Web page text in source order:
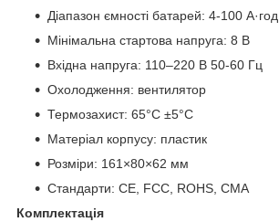
Діапазон ємності батарей: 4-100 А·год
Мінімальна стартова напруга: 8 В
Вхідна напруга: 110–220 В 50-60 Гц
Охолодження: вентилятор
Термозахист: 65°C ±5°C
Матеріал корпусу: пластик
Розміри: 161×80×62 мм
Стандарти: CE, FCC, ROHS, CMA
Комплектація